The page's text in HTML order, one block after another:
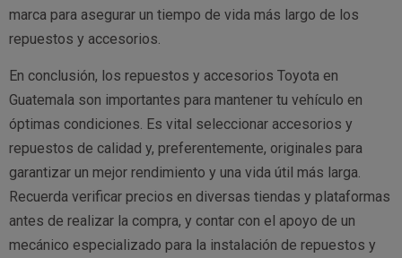
marca para asegurar un tiempo de vida más largo de los
repuestos y accesorios.
En conclusión, los repuestos y accesorios Toyota en
Guatemala son importantes para mantener tu vehículo en
óptimas condiciones. Es vital seleccionar accesorios y
repuestos de calidad y, preferentemente, originales para
garantizar un mejor rendimiento y una vida útil más larga.
Recuerda verificar precios en diversas tiendas y plataformas
antes de realizar la compra, y contar con el apoyo de un
mecánico especializado para la instalación de repuestos y